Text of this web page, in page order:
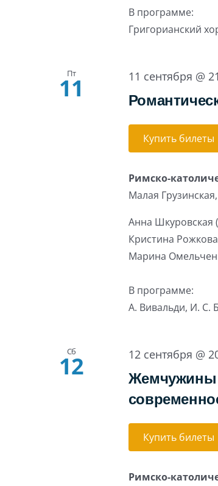
В программе:
Григорианский
Пт
11 11 сентября @
Купить билеты
Римско-
Малая
Анна Шкуровская
Кристина
Марина
В программе:
А. Вивальди, И. С.
Сб
12 12 сентября @
Жемчужины
Купить билеты
Римско-